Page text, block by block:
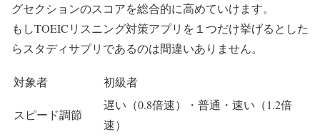
グセクションのスコアを総合的に高めていけます。
もしTOEICリスニング対策アプリを１つだけ挙げるとした
らスタディサプリであるのは間違いありません。
対象者 初級者
スピード調節
遅い（0.8倍速）・普通・速い（1.2倍
速）